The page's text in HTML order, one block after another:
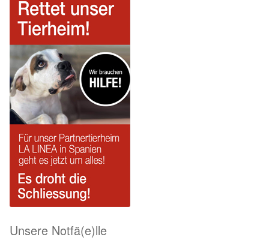
Juli bis Dezember 2021
Fördermitgliedschaft
Tierschutz
Auslandstierschutz
Schutzgebühr
Unsere Notnasen
Unsere Notfä(e)lle